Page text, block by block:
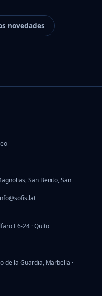
novedades
San Benito, San
E6-24 · Quito
de la Guardia, Marbella ·